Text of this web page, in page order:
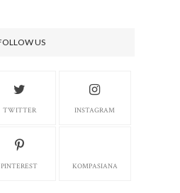
US
TWITTER INSTAGRAM
PINTEREST KOMPASIANA